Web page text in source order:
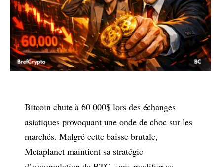
Bitcoin chute à 60 000$ lors des échanges
asiatiques provoquant une onde de choc sur les
marchés. Malgré cette baisse brutale,
Metaplanet maintient sa stratégie